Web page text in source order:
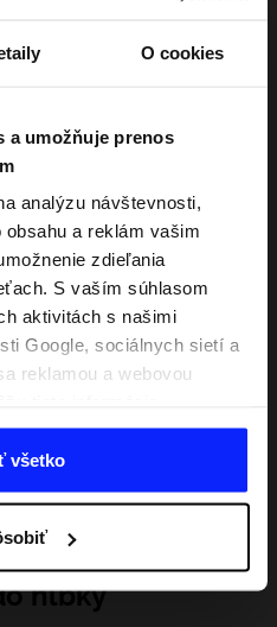
O cookies
a umožňuje prenos
analýzu návštevnosti,
obsahu a reklám vašim
zdieľania
S vaším súhlasom
aktivitách s našimi
Google, sociálnych sietí a
reklamou a webovou
mimo tejto
ktoré získajú v
ich služieb. S vaším
a zlepšili spôsob
vykonali analytický
riešenia ponúkané
všetko
hĺbky